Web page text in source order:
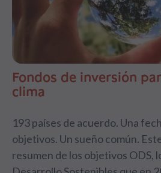
Fondos de inversión
clima
193 países de acuerdo. Una
objetivos. Un sueño común.
resumen de los objetivos ODS,